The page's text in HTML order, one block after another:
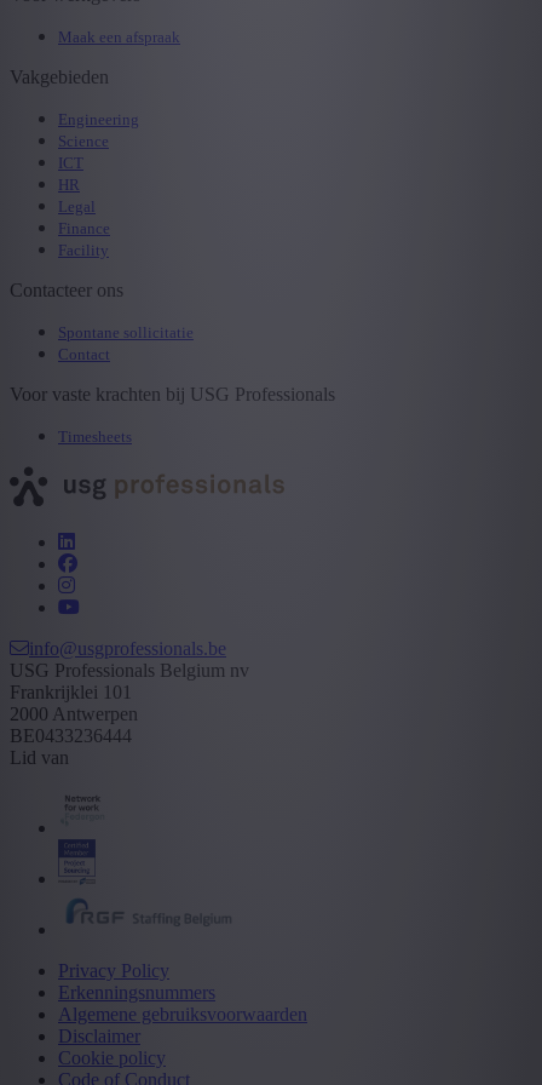
Maak een afspraak
Vakgebieden
Engineering
Science
ICT
HR
Legal
Finance
Facility
Contacteer ons
Spontane sollicitatie
Contact
Voor vaste krachten bij USG Professionals
Timesheets
info@usgprofessionals.be
USG Professionals Belgium nv
Frankrijklei 101
2000 Antwerpen
BE0433236444
Lid van
Privacy Policy
Erkenningsnummers
Algemene gebruiksvoorwaarden
Disclaimer
Cookie policy
Code of Conduct